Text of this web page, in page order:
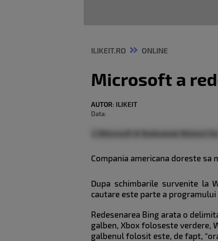
ILIKEIT.RO ONLINE
Microsoft a
AUTOR: ILIKEIT
Data:
Compania americana doreste sa
Dupa schimbarile survenite la
cautare este parte a
Redesenarea Bing arata o
galben, Xbox foloseste verdere,
galbenul folosit este, de fapt,